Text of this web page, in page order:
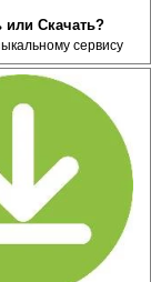
или Скачать?
сервису